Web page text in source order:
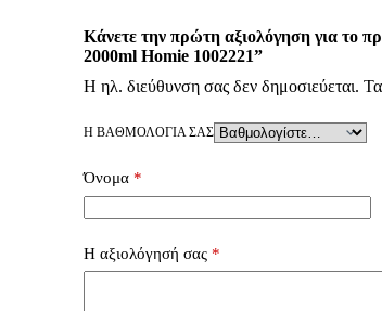
Κάνετε την πρώτη αξιολόγηση για το
2000ml Homie 1002221”
Η ηλ. διεύθυνση σας δεν δημοσιεύεται.
Η ΒΑΘΜΟΛΟΓΊΑ ΣΑΣ
Όνομα*
Η αξιολόγησή σας *